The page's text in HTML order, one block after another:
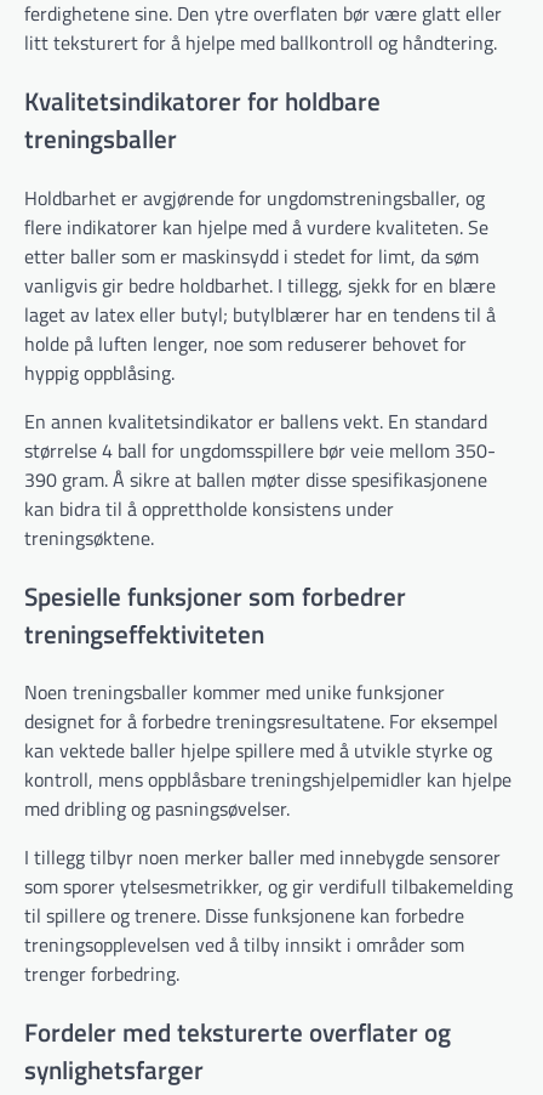
ferdighetene sine. Den ytre overflaten bør være glatt eller
litt teksturert for å hjelpe med ballkontroll og håndtering.
Kvalitetsindikatorer for holdbare
treningsballer
Holdbarhet er avgjørende for ungdomstreningsballer, og
flere indikatorer kan hjelpe med å vurdere kvaliteten. Se
etter baller som er maskinsydd i stedet for limt, da søm
vanligvis gir bedre holdbarhet. I tillegg, sjekk for en blære
laget av latex eller butyl; butylblærer har en tendens til å
holde på luften lenger, noe som reduserer behovet for
hyppig oppblåsing.
En annen kvalitetsindikator er ballens vekt. En standard
størrelse 4 ball for ungdomsspillere bør veie mellom 350-
390 gram. Å sikre at ballen møter disse spesifikasjonene
kan bidra til å opprettholde konsistens under
treningsøktene.
Spesielle funksjoner som forbedrer
treningseffektiviteten
Noen treningsballer kommer med unike funksjoner
designet for å forbedre treningsresultatene. For eksempel
kan vektede baller hjelpe spillere med å utvikle styrke og
kontroll, mens oppblåsbare treningshjelpemidler kan hjelpe
med dribling og pasningsøvelser.
I tillegg tilbyr noen merker baller med innebygde sensorer
som sporer ytelsesmetrikker, og gir verdifull tilbakemelding
til spillere og trenere. Disse funksjonene kan forbedre
treningsopplevelsen ved å tilby innsikt i områder som
trenger forbedring.
Fordeler med teksturerte overflater og
synlighetsfarger